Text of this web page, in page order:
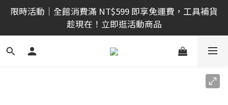
限時活動｜全館消費滿 NT$599 即享免運費，工具補貨
趁現在！立即逛活動商品
限時活動｜全館消費滿 NT$599 即享免運費，工具補貨
趁現在！立即逛活動商品
🔧 DIY 夢想實現家！入門工具組，新手也能輕鬆上手
※加入會員※
🔨 電動工具熱銷中！馬力強勁，助您輕鬆完成任務 ※